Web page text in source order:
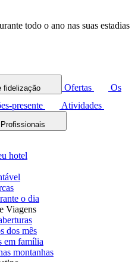
todo o ano nas suas estadias
fidelização Ofertas
Os
presente Atividades
Profissionais
hotel
o dia
Viagens
dos mês
em família
montanhas